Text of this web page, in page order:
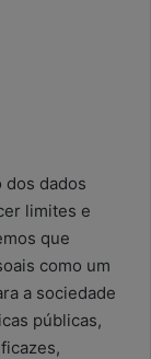
dos dados
limites e
que
como um
a sociedade
públicas,